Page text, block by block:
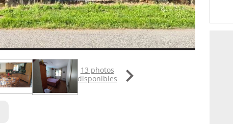
13 photos
disponibles
